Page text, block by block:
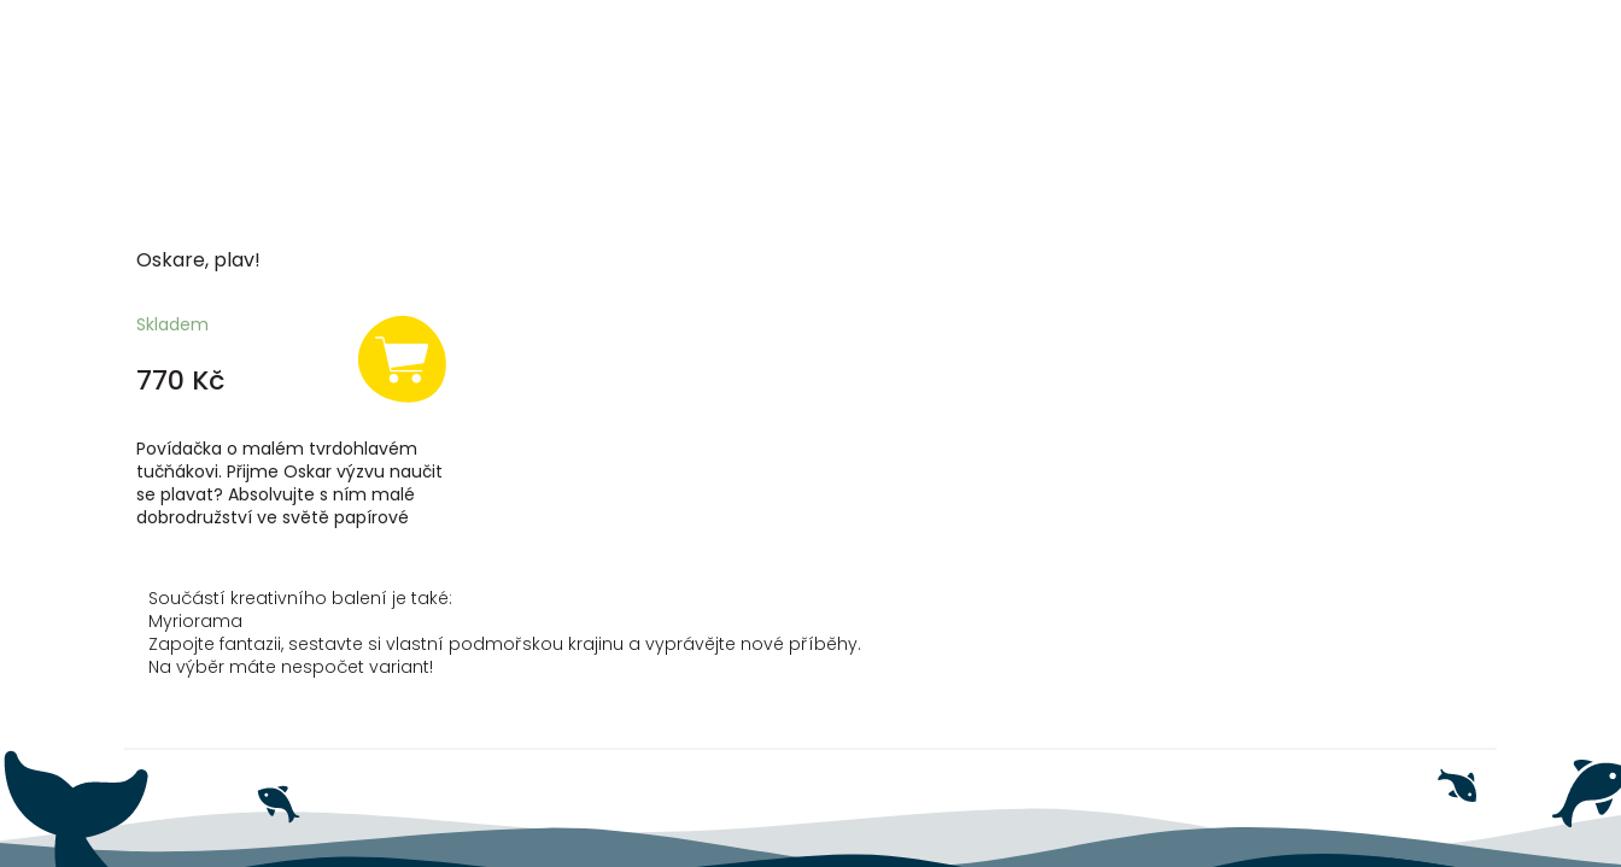
Oskare, plav!
Skladem
770 Kč
Povídačka o malém tvrdohlavém
tučňákovi. Přijme Oskar výzvu naučit
se plavat? Absolvujte s ním malé
dobrodružství ve světě papírové
Součástí kreativního balení je také:
Myriorama
Zapojte fantazii, sestavte si vlastní podmořskou krajinu a vyprávějte nové příběhy.
Na výběr máte nespočet variant!